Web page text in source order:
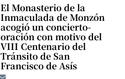
El Monasterio de la
Inmaculada de Monzón
acogió un concierto-
oración con motivo del
VIII Centenario del
Tránsito de San
Francisco de Asís